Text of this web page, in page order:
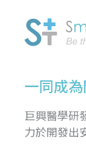
一同成為
巨興醫學研
力於開發出